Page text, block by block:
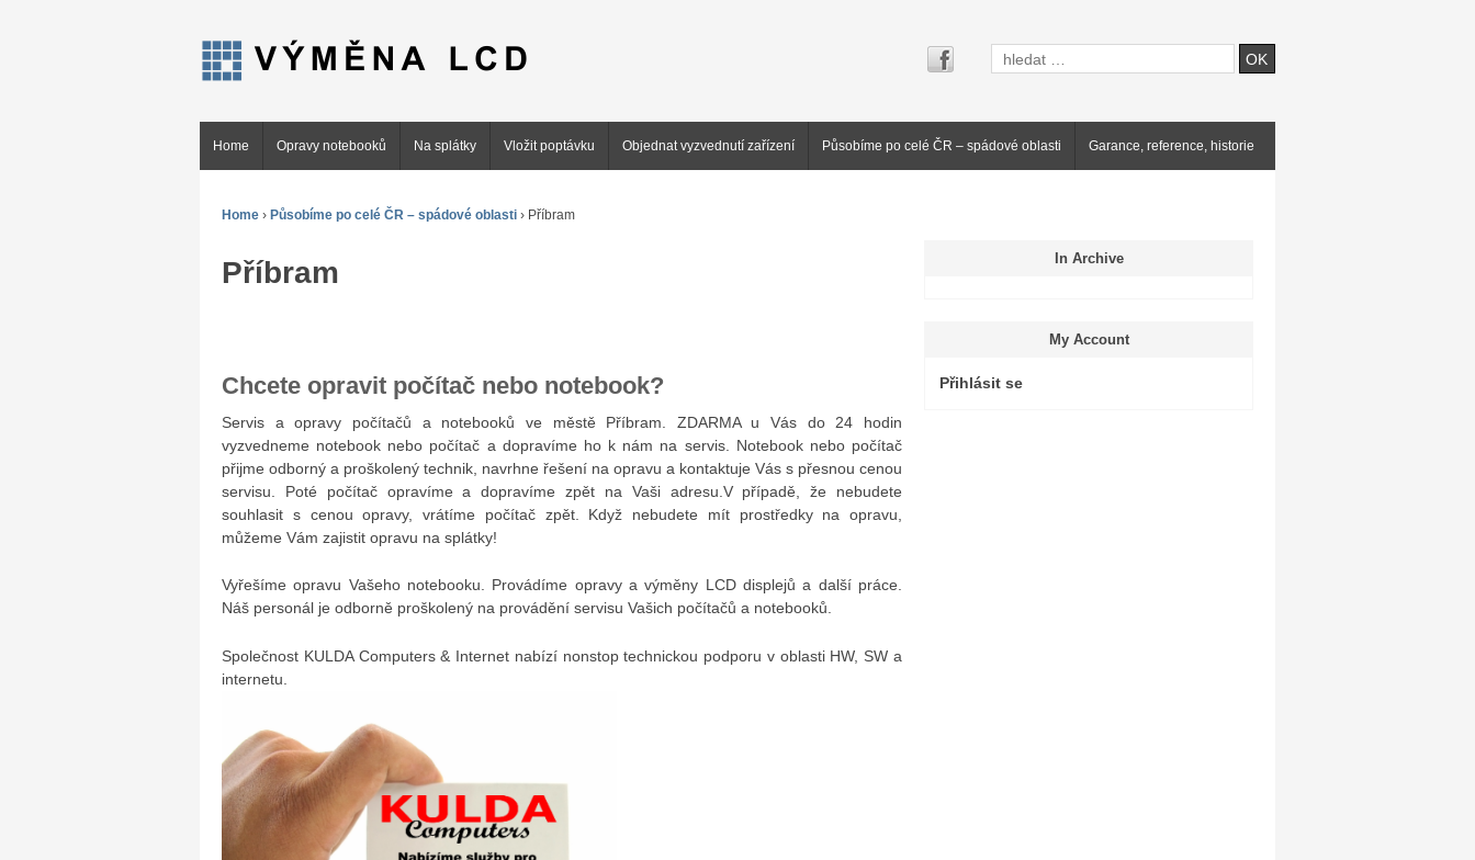
Home Opravy notebooků Na splátky Vložit poptávku Objednat vyzvednutí zařízení Působíme po celé ČR – spádové oblasti Garance, reference, historie
Home › Působíme po celé ČR – spádové oblasti › Příbram
Příbram
Chcete opravit počítač nebo notebook?
Servis a opravy počítačů a notebooků ve městě Příbram. ZDARMA u Vás do 24 hodin
vyzvedneme notebook nebo počítač a dopravíme ho k nám na servis. Notebook nebo počítač
přijme odborný a proškolený technik, navrhne řešení na opravu a kontaktuje Vás s přesnou cenou
servisu. Poté počítač opravíme a dopravíme zpět na Vaši adresu.V případě, že nebudete
souhlasit s cenou opravy, vrátíme počítač zpět. Když nebudete mít prostředky na opravu,
můžeme Vám zajistit opravu na splátky!
Vyřešíme opravu Vašeho notebooku. Provádíme opravy a výměny LCD displejů a další práce.
Náš personál je odborně proškolený na provádění servisu Vašich počítačů a notebooků.
Společnost KULDA Computers & Internet nabízí nonstop technickou podporu v oblasti HW, SW a
internetu.
In Archive
My Account
Přihlásit se